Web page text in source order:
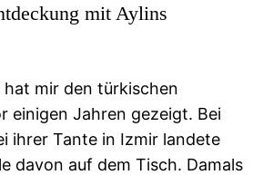
mit Aylins
hat mir den türkischen
einigen Jahren gezeigt. Bei
ihrer Tante in Izmir landete
davon auf dem Tisch. Damals